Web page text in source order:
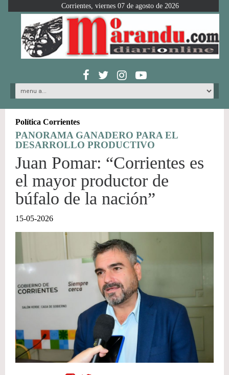
Corrientes, viernes 07 de agosto de 2026
Política Corrientes
PANORAMA GANADERO PARA EL
DESARROLLO PRODUCTIVO
Juan Pomar: “Corrientes es
el mayor productor de
búfalo de la nación”
15-05-2026